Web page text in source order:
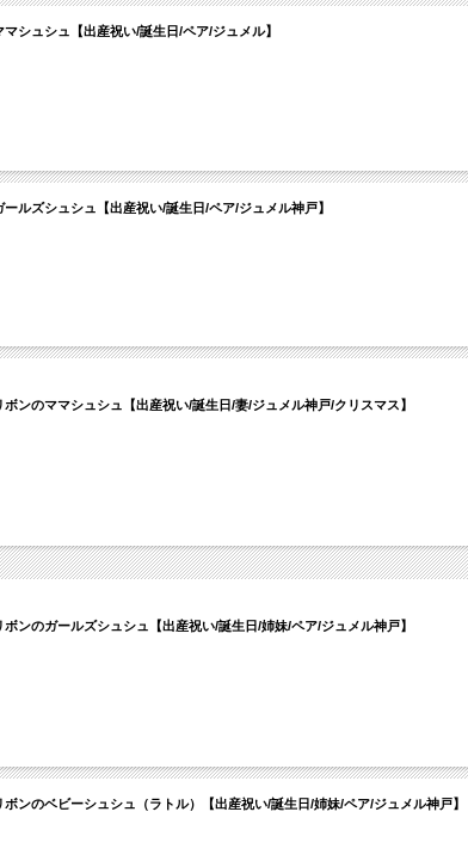
シュシュ【出産祝い/誕生日/ペア/ジュメル】
ルズシュシュ【出産祝い/誕生日/ペア/ジュメル神戸】
ンのママシュシュ【出産祝い/誕生日/妻/ジュメル神戸/クリスマス】
ンのガールズシュシュ【出産祝い/誕生日/姉妹/ペア/ジュメル神戸】
ンのベビーシュシュ（ラトル）【出産祝い/誕生日/姉妹/ペア/ジュメル神戸】